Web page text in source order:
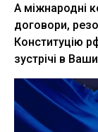
А міжнародні
договори,
Конституцію
зустрічі в